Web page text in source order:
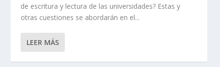
de escritura y lectura de las universidades? Estas y
otras cuestiones se abordarán en el...
LEER MÁS